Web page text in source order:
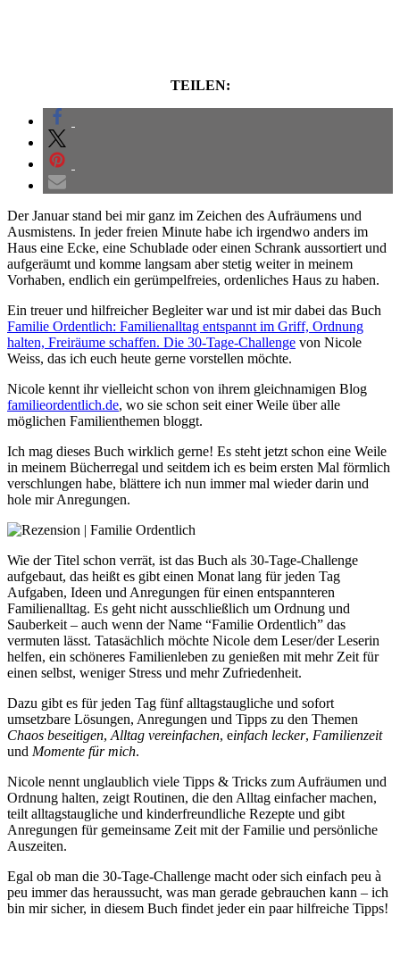
TEILEN:
Der Januar stand bei mir ganz im Zeichen des Aufräumens und
Ausmistens. In jeder freien Minute habe ich irgendwo anders im
Haus eine Ecke, eine Schublade oder einen Schrank aussortiert und
aufgeräumt und komme langsam aber stetig weiter in meinem
Vorhaben, endlich ein gerümpelfreies, ordenliches Haus zu haben.
Ein treuer und hilfreicher Begleiter war und ist mir dabei das Buch
Familie Ordentlich: Familienalltag entspannt im Griff, Ordnung
halten, Freiräume schaffen. Die 30-Tage-Challenge von Nicole
Weiss, das ich euch heute gerne vorstellen möchte.
Nicole kennt ihr vielleicht schon von ihrem gleichnamigen Blog
familieordentlich.de, wo sie schon seit einer Weile über alle
möglichen Familienthemen bloggt.
Ich mag dieses Buch wirklich gerne! Es steht jetzt schon eine Weile
in meinem Bücherregal und seitdem ich es beim ersten Mal förmlich
verschlungen habe, blättere ich nun immer mal wieder darin und
hole mir Anregungen.
Wie der Titel schon verrät, ist das Buch als 30-Tage-Challenge
aufgebaut, das heißt es gibt einen Monat lang für jeden Tag
Aufgaben, Ideen und Anregungen für einen entspannteren
Familienalltag. Es geht nicht ausschließlich um Ordnung und
Sauberkeit – auch wenn der Name “Familie Ordentlich” das
vermuten lässt. Tatasächlich möchte Nicole dem Leser/der Leserin
helfen, ein schöneres Familienleben zu genießen mit mehr Zeit für
einen selbst, weniger Stress und mehr Zufriedenheit.
Dazu gibt es für jeden Tag fünf alltagstaugliche und sofort
umsetzbare Lösungen, Anregungen und Tipps zu den Themen
Chaos beseitigen, Alltag vereinfachen, einfach lecker, Familienzeit
und Momente für mich.
Nicole nennt unglaublich viele Tipps & Tricks zum Aufräumen und
Ordnung halten, zeigt Routinen, die den Alltag einfacher machen,
teilt alltagstaugliche und kinderfreundliche Rezepte und gibt
Anregungen für gemeinsame Zeit mit der Familie und persönliche
Auszeiten.
Egal ob man die 30-Tage-Challenge macht oder sich einfach peu à
peu immer das heraussucht, was man gerade gebrauchen kann – ich
bin mir sicher, in diesem Buch findet jeder ein paar hilfreiche Tipps!